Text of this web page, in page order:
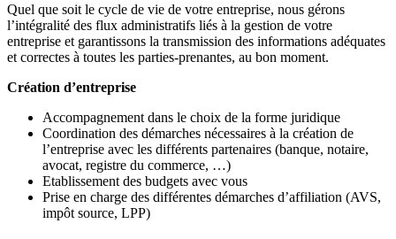
Quel que soit le cycle de vie de votre entreprise, nous gérons
l’intégralité des flux administratifs liés à la gestion de votre
entreprise et garantissons la transmission des informations adéquates
et correctes à toutes les parties-prenantes, au bon moment.
Création d’entreprise
Accompagnement dans le choix de la forme juridique
Coordination des démarches nécessaires à la création de
l’entreprise avec les différents partenaires (banque, notaire,
avocat, registre du commerce, …)
Etablissement des budgets avec vous
Prise en charge des différentes démarches d’affiliation (AVS,
impôt source, LPP)